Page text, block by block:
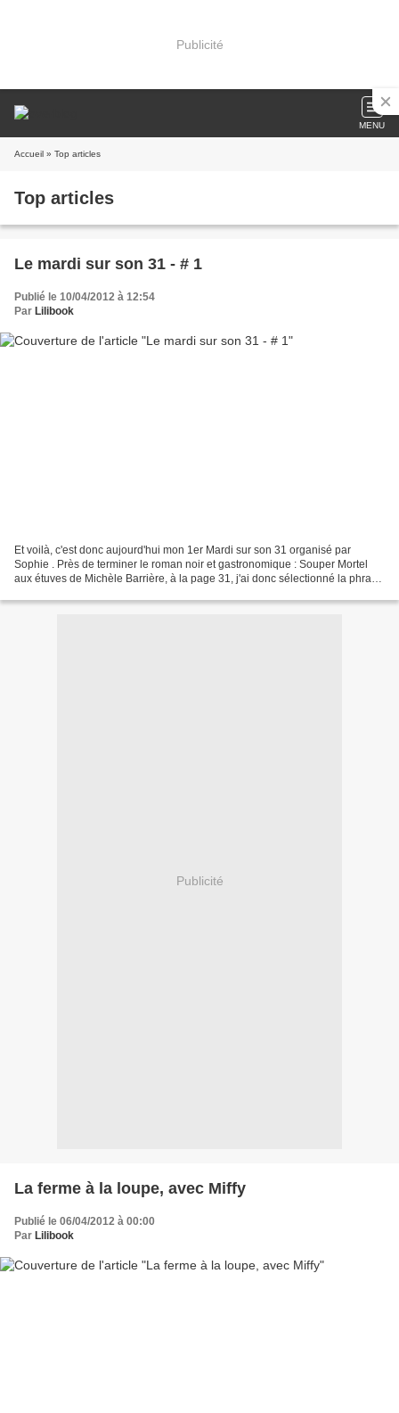
Publicité
MENU
Accueil » Top articles
Top articles
Le mardi sur son 31 - # 1
Publié le 10/04/2012 à 12:54
Par Lilibook
Et voilà, c'est donc aujourd'hui mon 1er Mardi sur son 31 organisé par
Sophie . Près de terminer le roman noir et gastronomique : Souper Mortel
aux étuves de Michèle Barrière, à la page 31, j'ai donc sélectionné la phrase
Publicité
La ferme à la loupe, avec Miffy
Publié le 06/04/2012 à 00:00
Par Lilibook